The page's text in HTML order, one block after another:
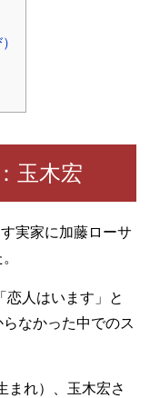
玉木宏
実家に加藤ローサ
恋人はいます」と
なかった中でのス
まれ）、玉木宏さ